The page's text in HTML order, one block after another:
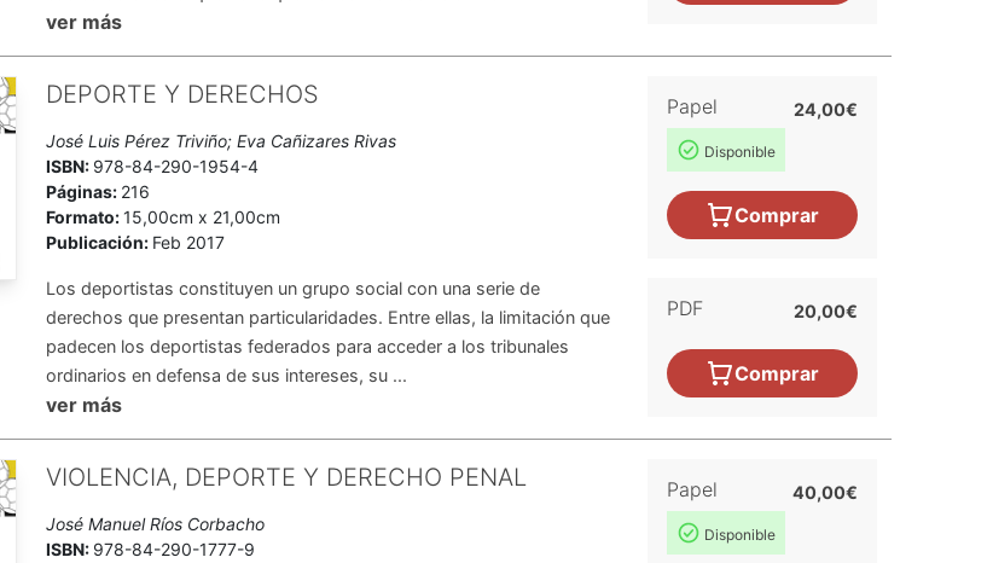
ver más
DEPORTE Y DERECHOS
José Luis Pérez Triviño; Eva Cañizares Rivas
ISBN: 978-84-290-1954-4
Páginas: 216
Formato:15,00cm x 21,00cm
Publicación: Feb 2017
Los deportistas constituyen un grupo social con una serie de
derechos que presentan particularidades. Entre ellas, la limitación que
padecen los deportistas federados para acceder a los tribunales
ordinarios en defensa de sus intereses, su ...
ver más
Papel
Disponible
24,00€
Comprar
PDF 20,00€
Comprar
VIOLENCIA, DEPORTE Y DERECHO PENAL
José Manuel Ríos Corbacho
ISBN: 978-84-290-1777-9
Papel
Disponible
40,00€